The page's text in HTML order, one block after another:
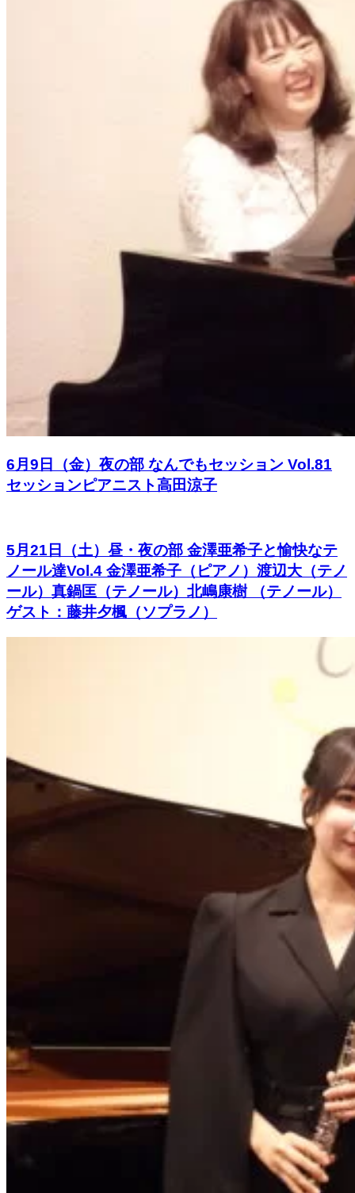
6月9日（金）夜の部 なんでもセッション Vol.81
セッションピアニスト高田涼子
5月21日（土）昼・夜の部 金澤亜希子と愉快なテ
ノール達Vol.4 金澤亜希子（ピアノ）渡辺大（テノ
ール）真鍋匡（テノール）北嶋康樹 （テノール）
ゲスト：藤井夕楓（ソプラノ）